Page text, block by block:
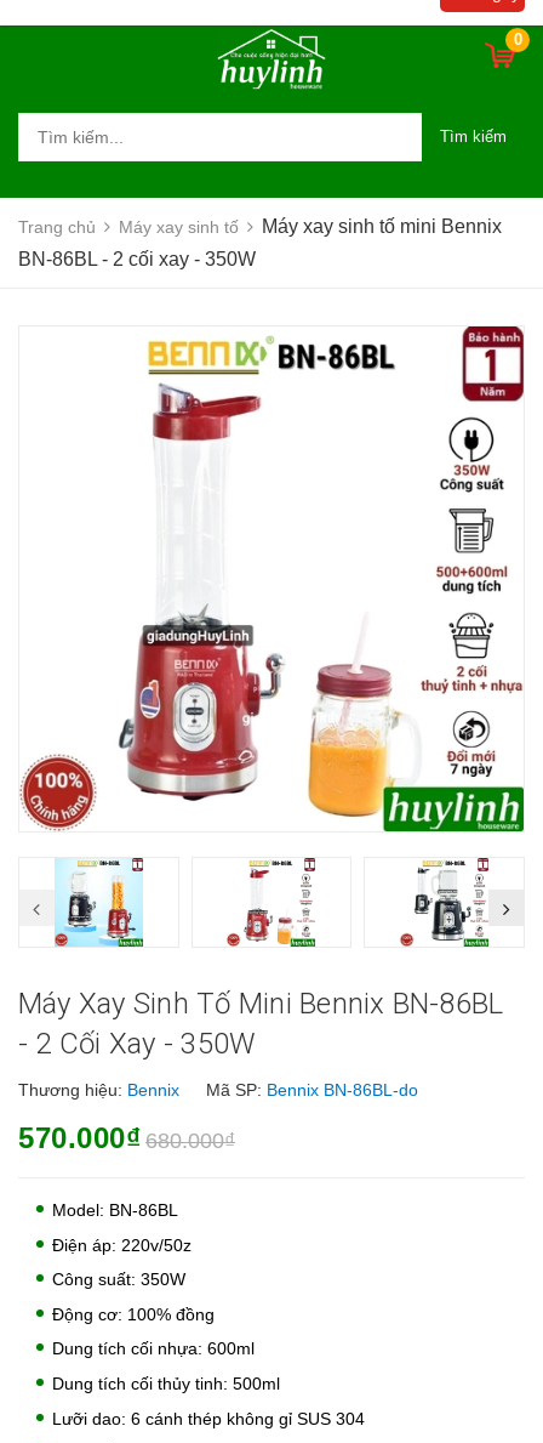
0
Tìm kiếm
Trang chủ Máy xay sinh tố
Máy xay sinh tố mini Bennix
BN-86BL - 2 cối xay - 350W
Máy Xay Sinh Tố Mini Bennix BN-86BL
- 2 Cối Xay - 350W
Thương hiệu: Bennix Mã SP: Bennix BN-86BL-do
570.000₫ 680.000₫
Model: BN-86BL
Điện áp: 220v/50z
Công suất: 350W
Động cơ: 100% đồng
Dung tích cối nhựa: 600ml
Dung tích cối thủy tinh: 500ml
Lưỡi dao: 6 cánh thép không gỉ SUS 304